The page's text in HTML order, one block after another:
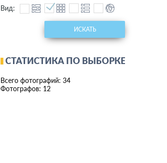
Вид:
ИСКАТЬ
СТАТИСТИКА ПО ВЫБОРКЕ
Всего фотографий: 34
Фотографов: 12